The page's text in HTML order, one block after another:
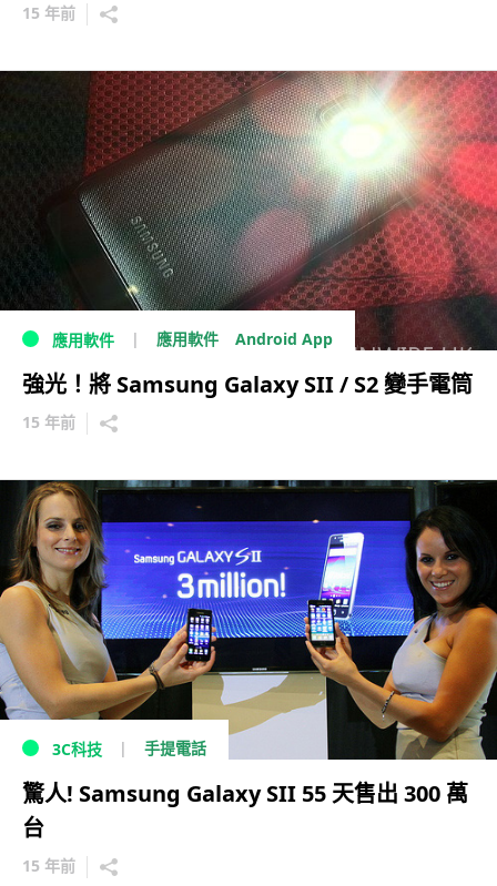
15 年前
應用軟件 應用軟件 Android App
強光！將 Samsung Galaxy SII / S2 變手電筒
15 年前
3C科技 手提電話
驚人! Samsung Galaxy SII 55 天售出 300 萬
台
15 年前